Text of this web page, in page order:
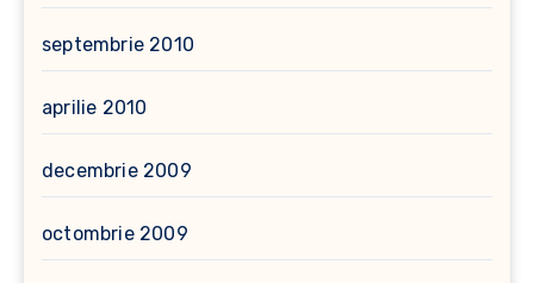
septembrie 2010
aprilie 2010
decembrie 2009
octombrie 2009